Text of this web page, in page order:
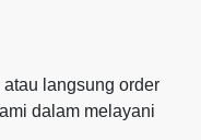
langsung order
dalam melayani